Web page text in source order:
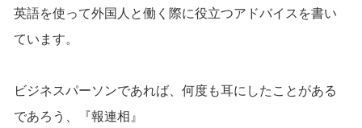
英語を使って外国人と働く際に役立つアドバイスを書い
ています。
ビジネスパーソンであれば、何度も耳にしたことがある
であろう、『報連相』